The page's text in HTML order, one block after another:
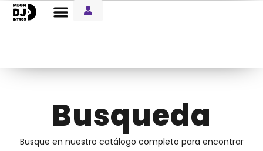
Busqueda
Busque en nuestro catálogo completo para encontrar